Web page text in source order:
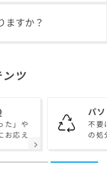
ますか？
ツ
た」や
お応え
パ
不要
の処